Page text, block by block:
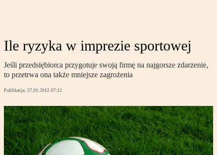
Ile ryzyka w imprezie sportowej
Jeśli przedsiębiorca przygotuje swoją firmę na najgorsze zdarzenie,
to przetrwa ona także mniejsze zagrożenia
Publikacja: 27.01.2012 07:12